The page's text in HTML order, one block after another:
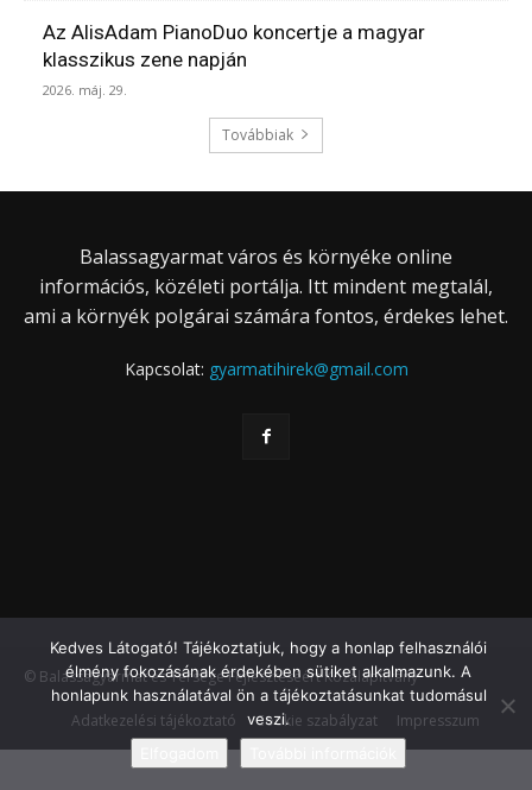
Az AlisAdam PianoDuo koncertje a magyar
klasszikus zene napján
2026. máj. 29.
Továbbiak
Balassagyarmat város és környéke online
információs, közéleti portálja. Itt mindent megtalál,
ami a környék polgárai számára fontos, érdekes lehet.
Kapcsolat: gyarmatihirek@gmail.com
© Balassagyarmat és Térsége Fejlesztéséért Közalapítvány
Adatkezelési tájékoztató Cookie szabályzat Impresszum
Kedves Látogató! Tájékoztatjuk, hogy a honlap felhasználói
élmény fokozásának érdekében sütiket alkalmazunk. A
honlapunk használatával ön a tájékoztatásunkat tudomásul
veszi.